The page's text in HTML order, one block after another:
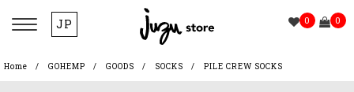
JP 0 0
Home GOHEMP GOODS SOCKS PILE CREW SOCKS